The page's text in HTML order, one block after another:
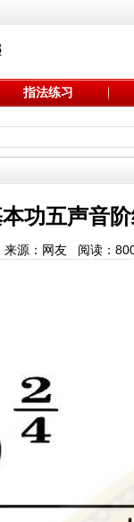
指法练习
功五声音
源：网友 阅读：